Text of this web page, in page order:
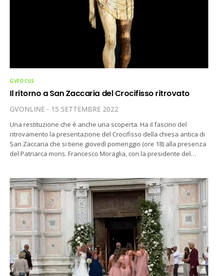
GVFOCUS
Il ritorno a San Zaccaria del Crocifisso ritrovato
GVONLINE 15 SETTEMBRE 2022
Una restituzione che è anche una scoperta. Ha il fascino del
ritrovamento la presentazione del Crocifisso della chiesa antica di
San Zaccaria che si tiene giovedì pomeriggio (ore 18) alla presenza
del Patriarca mons. Francesco Moraglia, con la presidente del…